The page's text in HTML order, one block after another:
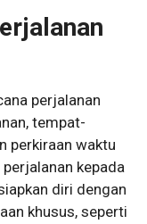
perjalanan
tempat-
perkiraan waktu
kepada
diri dengan
khusus, seperti